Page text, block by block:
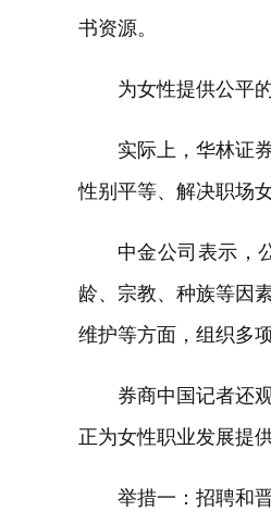
书资源。
为女性提供公平
实际上，华林证
性别平等、解决职场
中金公司表示，
龄、宗教、种族等因
维护等方面，组织多
券商中国记者还
正为女性职业发展提
举措一：招聘和